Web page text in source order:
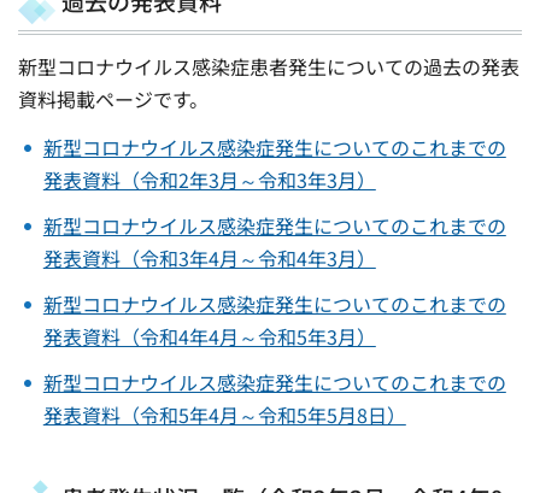
新型コロナウイルス感染症患者発生についての過去の発表
資料掲載ページです。
新型コロナウイルス感染症発生についてのこれまでの
発表資料（令和2年3月～令和3年3月）
新型コロナウイルス感染症発生についてのこれまでの
発表資料（令和3年4月～令和4年3月）
新型コロナウイルス感染症発生についてのこれまでの
発表資料（令和4年4月～令和5年3月）
新型コロナウイルス感染症発生についてのこれまでの
発表資料（令和5年4月～令和5年5月8日）